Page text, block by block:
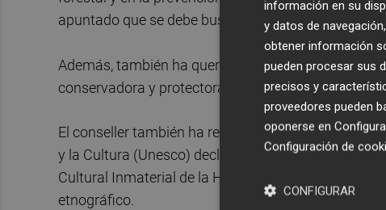
apuntado que se debe buscar la compatibilidad
Además, también ha querido destacar el trabajo
conservadora y protectora del ganado y del
El conseller también ha recordado que la
y la Cultura (Unesco) declaró recientemente la
Cultural Inmaterial de la Humanidad y que es una
etnográfico.
información en su
y datos de
obtener información
pueden procesar sus
precisos y
proveedores pueden
oponerse en
Configuración de
CONFIGURAR